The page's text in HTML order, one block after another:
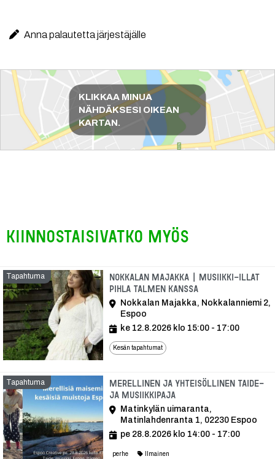
Anna palautetta järjestäjälle
Reittiohjeet
KLIKKAA MINUA
NÄHDÄKSESI OIKEAN
KARTAN.
Kiinnostaisivatko myös
Tapahtuma
Nokkalan Majakka | Musiikki-illat
Pihla Talmen kanssa
Nokkalan Majakka, Nokkalanniemi 2,
Espoo
ke 12.8.2026 klo 15:00 - 17:00
Kesän tapahtumat
Tapahtuma
Merellinen ja yhteisöllinen taide-
ja musiikkipaja
Matinkylän uimaranta,
Matinlahdenranta 1, 02230 Espoo
pe 28.8.2026 klo 14:00 - 17:00
perhe Ilmainen